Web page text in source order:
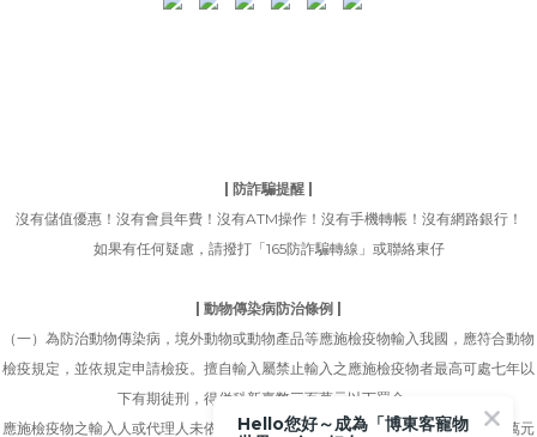
| 防詐騙提醒 |
沒有儲值優惠！沒有會員年費！沒有ATM操作！沒有手機轉帳！沒有網路銀行！
如果有任何疑慮，請撥打「165防詐騙轉線」或聯絡東仔
| 動物傳染病防治條例 |
（一）為防治動物傳染病，境外動物或動物產品等應施檢疫物輸入我國，應符合動物
檢疫規定，並依規定申請檢疫。擅自輸入屬禁止輸入之應施檢疫物者最高可處七年以
下有期徒刑，得併科新臺幣三百萬元以下罰金。
應施檢疫物之輸入人或代理人未依規定申請檢疫者，得處新臺幣五萬元以上一百萬元
Hello您好～成為「博東客寵物